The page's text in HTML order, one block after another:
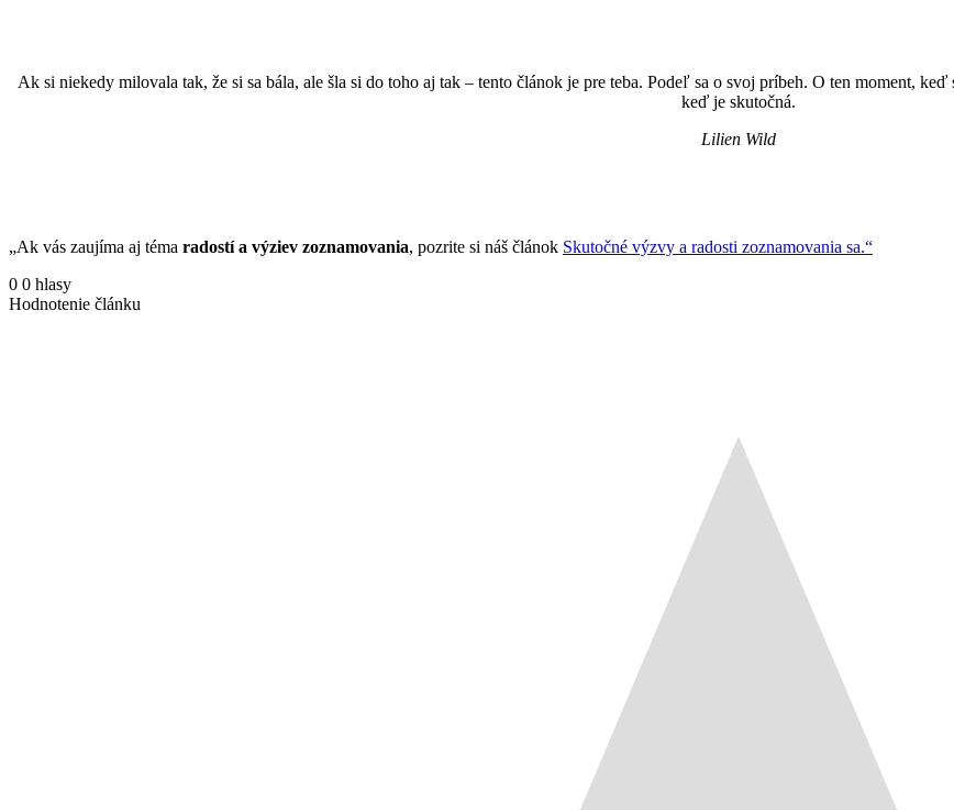
Ak si niekedy milovala tak, že si sa bála, ale šla si do toho aj tak – tento článok je pre teba. Podeľ sa o svoj príbeh. O ten moment,
keď je skutočná.
Lilien Wild
„Ak vás zaujíma aj téma radostí a výziev zoznamovania, pozrite si náš článok Skutočné výzvy a radosti zoznamovania sa.“
0 0 hlasy
Hodnotenie článku